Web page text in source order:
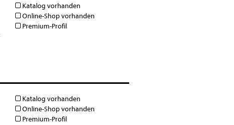
Katalog vorhanden
Online-Shop vorhanden
Premium-Profil
Katalog vorhanden
Online-Shop vorhanden
Premium-Profil